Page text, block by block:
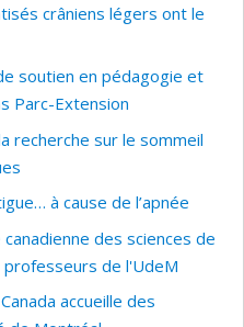
crâniens légers ont le
soutien en pédagogie et
Parc-Extension
recherche sur le sommeil
à cause de l’apnée
des sciences de
professeurs de l'UdeM
accueille des